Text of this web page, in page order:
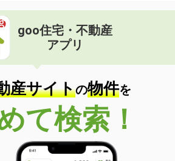
goo住宅・不動産
アプリ
産サイトの物件を
て検索！